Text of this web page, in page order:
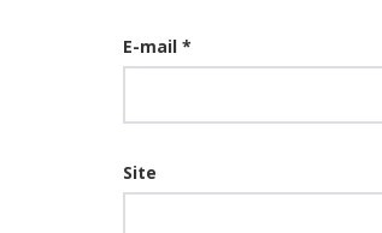
E-mail *
Site